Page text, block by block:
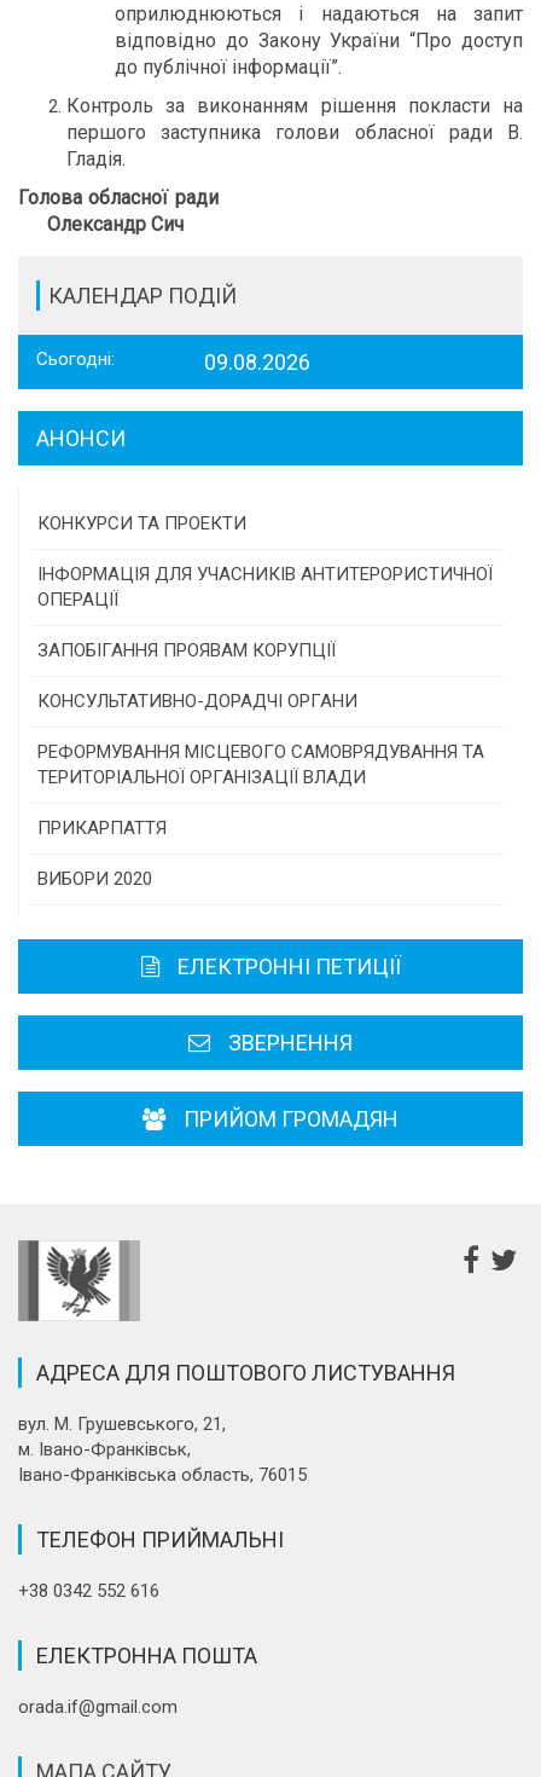
оприлюднюються і надаються на запит
відповідно до Закону України “Про доступ
до публічної інформації”.
Контроль за виконанням рішення покласти на
першого заступника голови обласної ради В.
Гладія.
Голова обласної ради
Олександр Сич
КАЛЕНДАР ПОДІЙ
Сьогодні: 09.08.2026
АНОНСИ
КОНКУРСИ ТА ПРОЕКТИ
Конкурс проектів та програм місцевого
самоврядування
Конкурс інститутів громадянського суспільства
Програми/конкурси МТД
ІНФОРМАЦІЯ ДЛЯ УЧАСНИКІВ АНТИТЕРОРИСТИЧНОЇ
ОПЕРАЦІЇ
ЗАПОБІГАННЯ ПРОЯВАМ КОРУПЦІЇ
КОНСУЛЬТАТИВНО-ДОРАДЧІ ОРГАНИ
Консультативна рада
РЕФОРМУВАННЯ МІСЦЕВОГО САМОВРЯДУВАННЯ ТА
ТЕРИТОРІАЛЬНОЇ ОРГАНІЗАЦІЇ ВЛАДИ
ПРИКАРПАТТЯ
Історична довідка
Районні, міські ради
ВИБОРИ 2020
ЕЛЕКТРОННІ ПЕТИЦІЇ
ЗВЕРНЕННЯ
ПРИЙОМ ГРОМАДЯН
АДРЕСА ДЛЯ ПОШТОВОГО ЛИСТУВАННЯ
вул. М. Грушевського, 21,
м. Івано-Франківськ,
Івано-Франківська область, 76015
ТЕЛЕФОН ПРИЙМАЛЬНІ
+38 0342 552 616
ЕЛЕКТРОННА ПОШТА
orada.if@gmail.com
МАПА САЙТУ